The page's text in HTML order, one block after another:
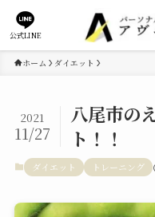
公式LINE
ホーム ダイエット
八尾市の
ト！！
2021
11/27
ダイエット トレーニング